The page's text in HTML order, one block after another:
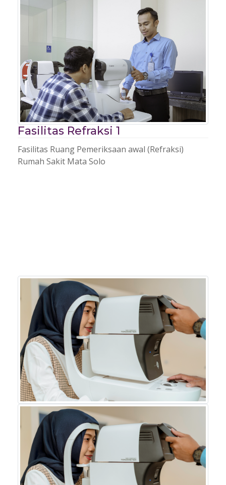
Fasilitas Refraksi 1
Fasilitas Ruang Pemeriksaan awal (Refraksi)
Rumah Sakit Mata Solo